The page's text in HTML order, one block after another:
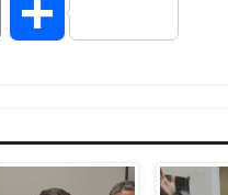
Copy Compartilhar